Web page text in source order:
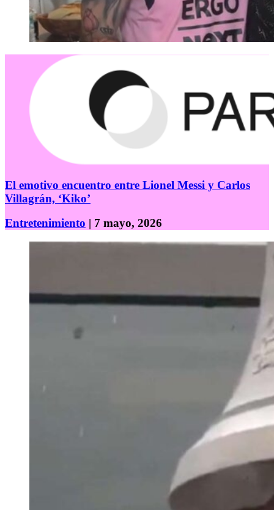
El emotivo encuentro entre Lionel Messi y Carlos
Villagrán, ‘Kiko’
Entretenimiento | 7 mayo, 2026